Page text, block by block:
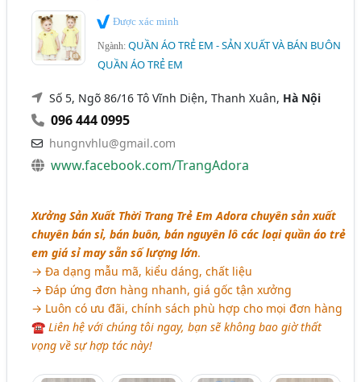
Được xác minh
Ngành:QUẦN ÁO TRẺ EM - SẢN XUẤT VÀ BÁN BUÔN
QUẦN ÁO TRẺ EM
Số 5, Ngõ 86/16 Tô Vĩnh Diện, Thanh Xuân, Hà Nội
096 444 0995
hungnvhlu@gmail.com
www.facebook.com/TrangAdora
Xưởng Sản Xuất Thời Trang Trẻ Em Adora chuyên sản xuất
chuyên bán sỉ, bán buôn, bán nguyên lô các loại quần áo trẻ
em giá sỉ may sẵn số lượng lớn.
→ Đa dạng mẫu mã, kiểu dáng, chất liệu
→ Đáp ứng đơn hàng nhanh, giá gốc tận xưởng
→ Luôn có ưu đãi, chính sách phù hợp cho mọi đơn hàng
☎Liên hệ với chúng tôi ngay, bạn sẽ không bao giờ thất
vọng về sự hợp tác này!